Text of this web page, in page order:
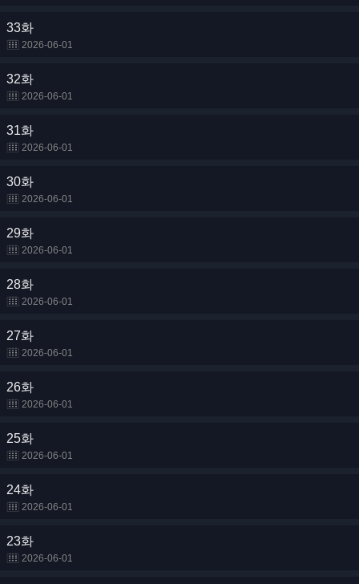
33화
2026-06-01
32화
2026-06-01
31화
2026-06-01
30화
2026-06-01
29화
2026-06-01
28화
2026-06-01
27화
2026-06-01
26화
2026-06-01
25화
2026-06-01
24화
2026-06-01
23화
2026-06-01